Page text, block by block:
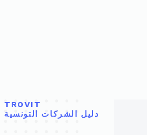
TROVIT
دليل الشركات التونسية